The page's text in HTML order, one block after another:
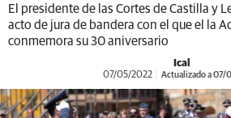
El presidente de las Cortes de Castilla y
acto de jura de bandera con el que el la
conmemora su 30 aniversario
Ical
07/05/2022 Actualizado a 07/